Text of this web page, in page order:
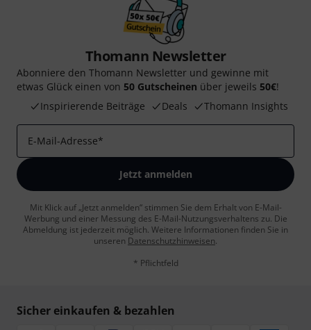
Thomann Newsletter
Abonniere den Thomann Newsletter und gewinne mit
etwas Glück einen von 50 Gutscheinen über jeweils 50€!
Inspirierende Beiträge
Deals Thomann Insights
E-Mail-Adresse*
Jetzt anmelden
Mit Klick auf „Jetzt anmelden“ stimmen Sie dem Erhalt von E-Mail-
Werbung und einer Messung des E-Mail-Nutzungsverhaltens zu. Die
Abmeldung ist jederzeit möglich. Weitere Informationen finden Sie in
unseren Datenschutzhinweisen.
* Pflichtfeld
Sicher einkaufen & bezahlen